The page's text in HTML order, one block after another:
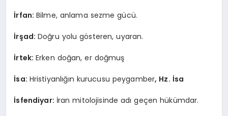
İrfan:Bilme, anlama sezme gücü.
İrşad:Doğru yolu gösteren, uyaran.
İrtek:Erken doğan, er doğmuş
İsa: Hristiyanlığın kurucusu peygamber, Hz. İsa
İsfendiyar: İran mitolojisinde adı geçen hükümdar.